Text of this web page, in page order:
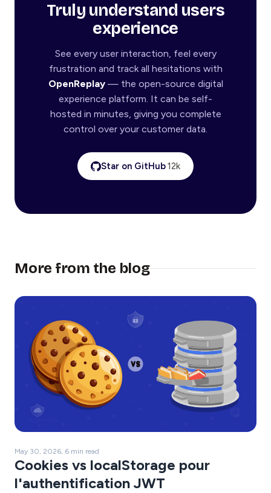
Truly understand users
experience
See every user interaction, feel every
frustration and track all hesitations with
OpenReplay— the open-source digital
experience platform. It can be self-
hosted in minutes, giving you complete
control over your customer data.
Star on GitHub12k
More from the blog
May 30, 2026, 6 min read
Cookies vs localStorage pour
l'authentification JWT